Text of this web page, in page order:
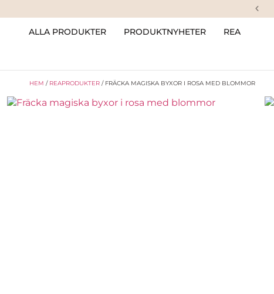
ALLA PRODUKTER PRODUKTNYHETER REA
HEM / REAPRODUKTER / FRÄCKA MAGISKA BYXOR I ROSA MED BLOMMOR